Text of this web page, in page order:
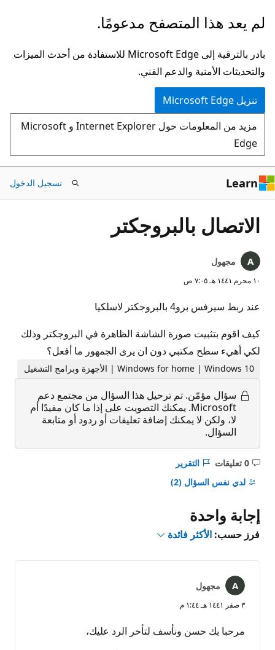
تخطي
إلى
المحتوى
الرئيسي
لم يعد هذا المتصفح مدعومًا.
بادر بالترقية إلى Microsoft Edge للاستفادة من أحدث الميزات
والتحديثات الأمنية والدعم الفني.
تنزيل Microsoft Edge
مزيد من المعلومات حول Internet Explorer و Microsoft
Edge
Learn تسجيل الدخول
الاتصال بالبروجكتر
مجهول
١٠ محرم ١٤٤١ هـ ٧:٠٥ ص
عند ربط سيرفس برو4 بالبروجكتر لاسلكيا
كيف اقوم بتثبيت صورة الشاشة الظاهرة في البروجكتر وذلك
لكي أهيء سطح مكتبي دون ان يرى الجمهور ما أفعل؟
Windows for home | Windows 10 | الأجهزة وبرامج التشغيل
سؤال مؤمّن. تم ترحيل هذا السؤال من مجتمع دعم
Microsoft. يمكنك التصويت على إذا ما كان مفيدًا أم
لا، ولكن لا يمكنك إضافة تعليقات أو ردود أو متابعة
السؤال.
0 تعليقات ليست
هناك
التقرير
لدي نفس السؤال (2)
إجابة واحدة
فرز حسب: الأكثر فائدة
مجهول
٣ صفر ١٤٤١ هـ ١:٤٤ م
مرحبا بك حسن ونأسف لتأخر الرد عليك،